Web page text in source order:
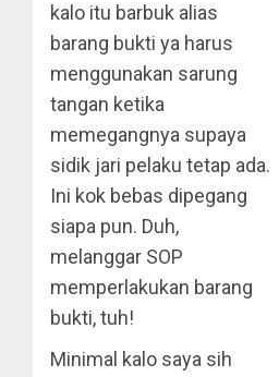
kalo itu barbuk alias
barang bukti ya harus
menggunakan sarung
tangan ketika
memegangnya supaya
sidik jari pelaku tetap ada.
Ini kok bebas dipegang
siapa pun. Duh,
melanggar SOP
memperlakukan barang
bukti, tuh!
Minimal kalo saya sih